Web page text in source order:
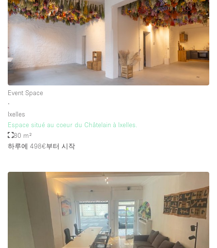
Whitebox / Minimal
Window Display
층 / 접근성:
지하층
쇼핑몰
윗층
Event Space
∙
Ixelles
Espace situé au coeur du Châtelain à Ixelles.
80 m²
하루에 498€부터 시작